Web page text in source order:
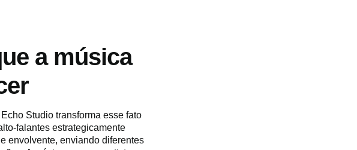
a música
Studio transforma esse fato
falantes estrategicamente
envolvente, enviando diferentes